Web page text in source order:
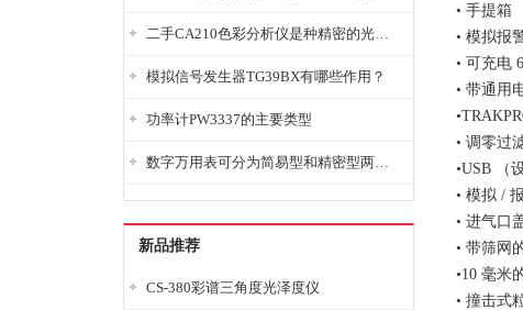
二手CA210色彩分析仪是种精密的光学测量仪器
模拟信号发生器TG39BX有哪些作用？
功率计PW3337的主要类型
数字万用表可分为简易型和精密型两大类
新品推荐
CS-380彩谱三角度光泽度仪
• 手提箱
• 模拟报
• 可充电
• 带通用
• 调零过
•USB （
• 模拟 /
• 进气口
• 带筛网
•10 毫米
• 撞击式